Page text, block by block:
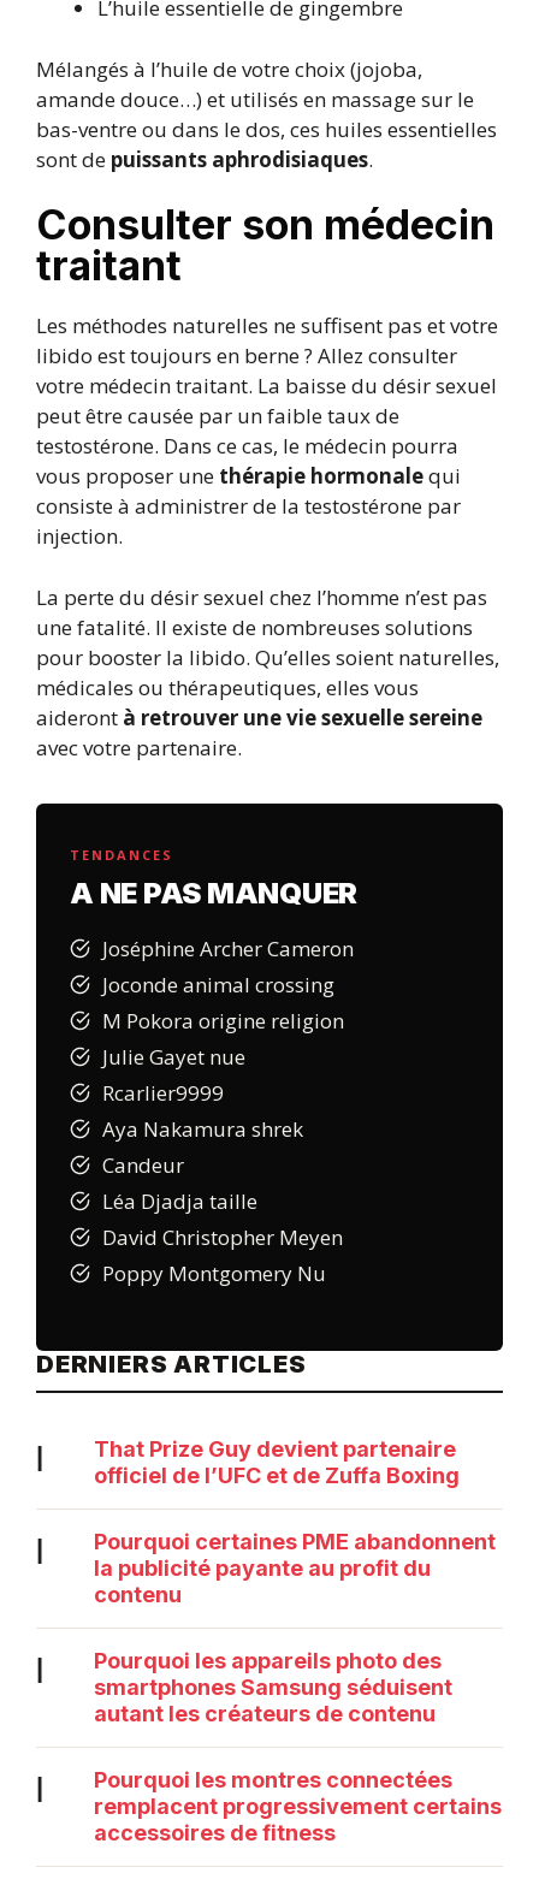
L’huile essentielle de gingembre
Mélangés à l’huile de votre choix (jojoba,
amande douce…) et utilisés en massage sur le
bas-ventre ou dans le dos, ces huiles essentielles
sont de puissants aphrodisiaques.
Consulter son médecin
traitant
Les méthodes naturelles ne suffisent pas et votre
libido est toujours en berne ? Allez consulter
votre médecin traitant. La baisse du désir sexuel
peut être causée par un faible taux de
testostérone. Dans ce cas, le médecin pourra
vous proposer une thérapie hormonalequi
consiste à administrer de la testostérone par
injection.
La perte du désir sexuel chez l’homme n’est pas
une fatalité. Il existe de nombreuses solutions
pour booster la libido. Qu’elles soient naturelles,
médicales ou thérapeutiques, elles vous
aideront à retrouver une vie sexuelle sereine
avec votre partenaire.
TENDANCES
A NE PAS MANQUER
Joséphine Archer Cameron
Joconde animal crossing
M Pokora origine religion
Julie Gayet nue
Rcarlier9999
Aya Nakamura shrek
Candeur
Léa Djadja taille
David Christopher Meyen
Poppy Montgomery Nu
DERNIERS ARTICLES
|
That Prize Guy devient partenaire
officiel de l’UFC et de Zuffa Boxing
|
Pourquoi certaines PME abandonnent
la publicité payante au profit du
contenu
|
Pourquoi les appareils photo des
smartphones Samsung séduisent
autant les créateurs de contenu
|
Pourquoi les montres connectées
remplacent progressivement certains
accessoires de fitness